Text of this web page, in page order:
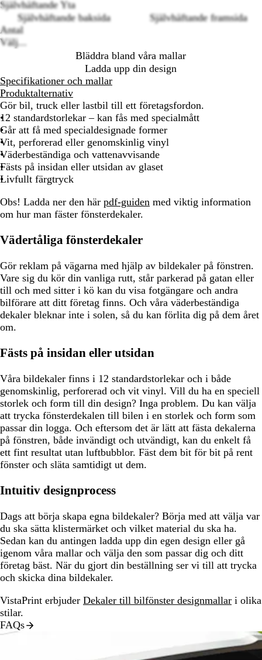
Självhäftande Yta
Självhäftande baksida
Självhäftande framsida
Antal
Välj...
Bläddra bland våra mallar
Ladda upp din design
Specifikationer och mallar
Produktalternativ
Gör bil, truck eller lastbil till ett företagsfordon.
12 standardstorlekar – kan fås med specialmått
Går att få med specialdesignade former
Vit, perforerad eller genomskinlig vinyl
Väderbeständiga och vattenavvisande
Fästs på insidan eller utsidan av glaset
Livfullt färgtryck
Obs! Ladda ner den här pdf-guiden med viktig information
om hur man fäster fönsterdekaler.
Vädertåliga fönsterdekaler
Gör reklam på vägarna med hjälp av bildekaler på fönstren.
Vare sig du kör din vanliga rutt, står parkerad på gatan eller
till och med sitter i kö kan du visa fotgängare och andra
bilförare att ditt företag finns. Och våra väderbeständiga
dekaler bleknar inte i solen, så du kan förlita dig på dem året
om.
Fästs på insidan eller utsidan
Våra bildekaler finns i 12 standardstorlekar och i både
genomskinlig, perforerad och vit vinyl. Vill du ha en speciell
storlek och form till din design? Inga problem. Du kan välja
att trycka fönsterdekalen till bilen i en storlek och form som
passar din logga. Och eftersom det är lätt att fästa dekalerna
på fönstren, både invändigt och utvändigt, kan du enkelt få
ett fint resultat utan luftbubblor. Fäst dem bit för bit på rent
fönster och släta samtidigt ut dem.
Intuitiv designprocess
Dags att börja skapa egna bildekaler? Börja med att välja var
du ska sätta klistermärket och vilket material du ska ha.
Sedan kan du antingen ladda upp din egen design eller gå
igenom våra mallar och välja den som passar dig och ditt
företag bäst. När du gjort din beställning ser vi till att trycka
och skicka dina bildekaler.
VistaPrint erbjuder Dekaler till bilfönster designmallar i olika
stilar.
FAQs